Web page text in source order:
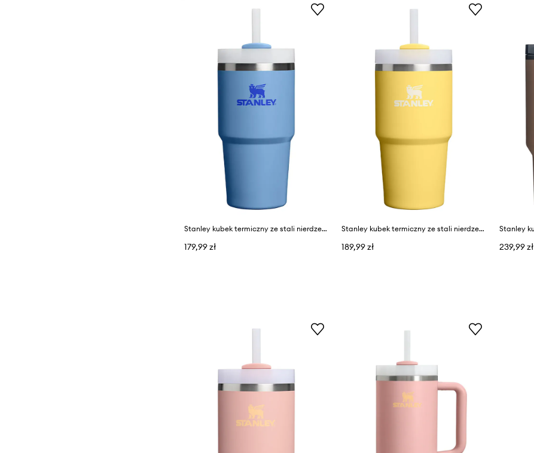
Stanley kubek termiczny ze stali nierdzewnej Quencher® H2,O FlowState™ 0,59l
179,99 zł
Stanley kubek termiczny ze stali nierdzewnej Quencher® H2,O FlowState™ 0,59l
189,99 zł 239,99 zł